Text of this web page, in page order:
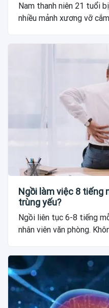
Nam thanh niên 21 tuổi
nhiều mảnh xương vỡ
Ngồi làm việc 8 tiếng
trùng yếu?
Ngồi liên tục 6-8 tiếng
nhân viên văn phòng.